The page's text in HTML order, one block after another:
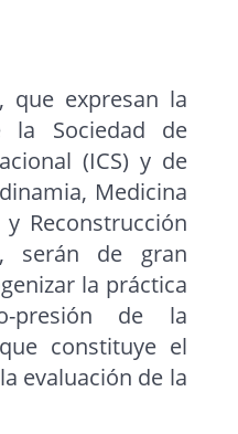
que expresan la
la Sociedad de
(ICS) y de
Medicina
y Reconstrucción
serán de gran
la práctica
presión de la
constituye el
evaluación de la